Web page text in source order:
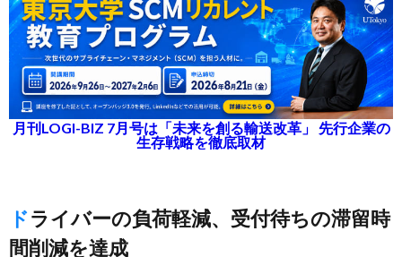
月刊LOGI-BIZ 7月号は「未来を創る輸送改革」 先行企業の
生存戦略を徹底取材
ドライバーの負荷軽減、受付待ちの滞留時
間削減を達成